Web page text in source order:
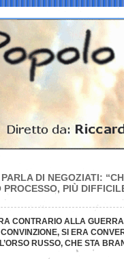
DI NEGOZIATI:
PROCESSO, PIÙ
CONTRARIO ALLA
SI ERA
RUSSO, CHE STA